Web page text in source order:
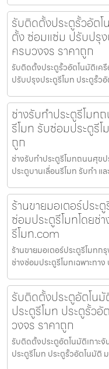
รับติดตั้งประตูรั้วอัต
ตั้ง ซ่อมแซ่ม ปรับปรุ
ครบวงจร ราคาถูก
รับติดตั้งประตูรั้วอัตโนมัติเ
ปรับปรุงประตูรีโมท ประตูรั้ว
ช่างรับทำประตูรีโม
รีโมท รับซ่อมประตูรี
ถูก
ช่างรับทำประตูรีโมทถนนศุข
ประตูบานเลื่อนรีโมท รับทำ แ
ร้านขายมอเตอร์ประ
ซ่อมประตูรีโมทโดยช่
รีโมท.com
ร้านขายมอเตอร์ประตูรีโมทก
ช่างซ่อมประตูรีโมทเฉพาะท
รับติดตั้งประตูอัตโน
ประตูรีโมท ประตูรั้ว
วงจร ราคาถูก
รับติดตั้งประตูอัตโนมัติเกาะ
ประตูรีโมท ประตูรั้วอัตโนมัติ